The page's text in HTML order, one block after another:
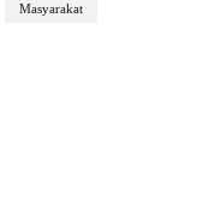
Masyarakat